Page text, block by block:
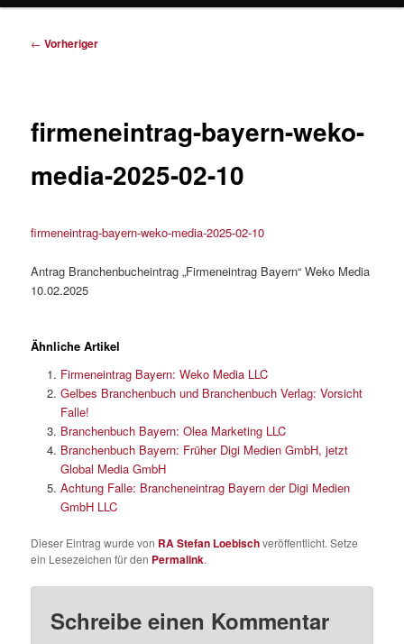
Beitragsnavigation
← Vorheriger
firmeneintrag-bayern-weko-
media-2025-02-10
firmeneintrag-bayern-weko-media-2025-02-10
Antrag Branchenbucheintrag „Firmeneintrag Bayern“ Weko Media
10.02.2025
Ähnliche Artikel
Firmeneintrag Bayern: Weko Media LLC
Gelbes Branchenbuch und Branchenbuch Verlag: Vorsicht
Falle!
Branchenbuch Bayern: Olea Marketing LLC
Branchenbuch Bayern: Früher Digi Medien GmbH, jetzt
Global Media GmbH
Achtung Falle: Brancheneintrag Bayern der Digi Medien
GmbH LLC
Dieser Eintrag wurde von RA Stefan Loebischveröffentlicht. Setze
ein Lesezeichen für den Permalink.
Schreibe einen Kommentar